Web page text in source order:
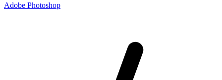
Adobe Photoshop